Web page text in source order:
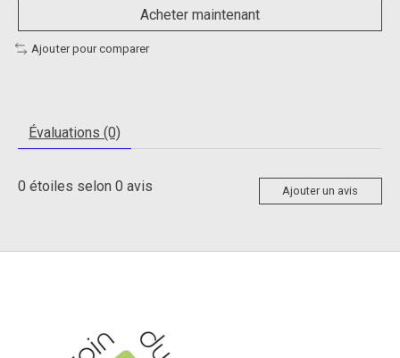
Acheter maintenant
Ajouter pour comparer
Évaluations (0)
0 étoiles selon 0 avis Ajouter un avis